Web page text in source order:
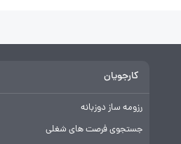
کارجویان
رزومه ساز دوزبانه
جستجوی فرصت های شغلی